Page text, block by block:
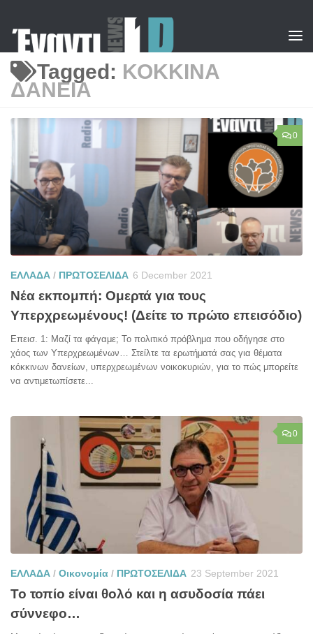
Tagged: ΚΟΚΚΙΝΑ
ΔΑΝΕΙΑ
0
ΕΛΛΑΔΑ / ΠΡΩΤΟΣΕΛΙΔΑ 6 December 2021
Νέα εκπομπή: Ομερτά για τους
Υπερχρεωμένους! (Δείτε το πρώτο επεισόδιο)
Επεισ. 1: Μαζί τα φάγαμε; Το πολιτικό πρόβλημα που οδήγησε στο
χάος των Υπερχρεωμένων… Στείλτε τα ερωτήματά σας για θέματα
κόκκινων δανείων, υπερχρεωμένων νοικοκυριών, για το πώς μπορείτε
να αντιμετωπίσετε...
0
ΕΛΛΑΔΑ / Οικονομία / ΠΡΩΤΟΣΕΛΙΔΑ 23 September 2021
Το τοπίο είναι θολό και η ασυδοσία πάει
σύννεφο…